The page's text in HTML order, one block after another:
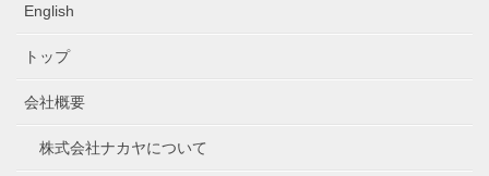
English
トップ
会社概要
株式会社ナカヤについて